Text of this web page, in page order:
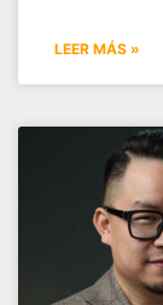
LEER MÁS »